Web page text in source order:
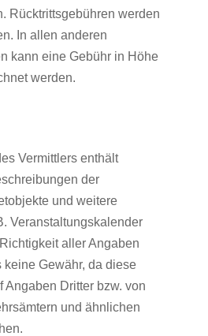
Rücktrittsgebühren werden
In allen anderen
kann eine Gebühr in Höhe
werden.
Vermittlers enthält
der
und weitere
Veranstaltungskalender
aller Angaben
keine Gewähr, da diese
Angaben Dritter bzw. von
und ähnlichen